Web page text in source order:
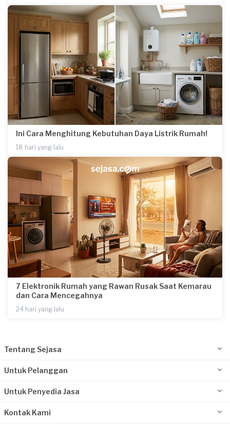
Ini Cara Menghitung Kebutuhan Daya Listrik Rumah!
18 hari yang lalu
7 Elektronik Rumah yang Rawan Rusak Saat Kemarau
dan Cara Mencegahnya
24 hari yang lalu
Tentang Sejasa
Untuk Pelanggan
Untuk Penyedia Jasa
Kontak Kami